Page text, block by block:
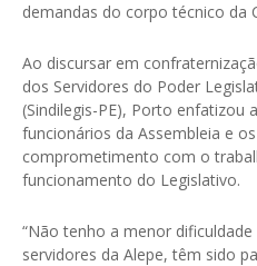
demandas do corpo técnico da
Ao discursar em
dos Servidores do Poder
(Sindilegis-PE), Porto enfatizou
funcionários da Assembleia e
comprometimento com o
funcionamento do Legislativo.
“Não tenho a menor
servidores da Alepe, têm sido